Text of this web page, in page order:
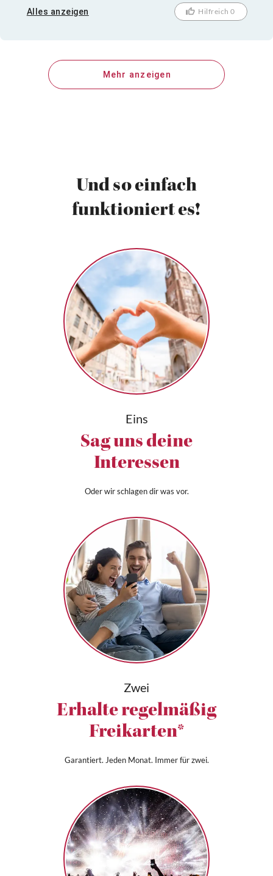
Kings fehlte es an Charisma und kräftiger,
mitreissender Stimme. Die vielen Sterne habe ich
sowie dem Organisationsteam für die Ausgabe der
CDs und der guten Zwecksammlung verliehen.
Alles anzeigen Hilfreich 0
Mehr anzeigen
Und so einfach
funktioniert es!
Eins
Sag uns deine
Interessen
Oder wir schlagen dir was vor.
Zwei
Erhalte regelmäßig
Freikarten*
Garantiert. Jeden Monat. Immer für zwei.